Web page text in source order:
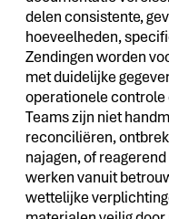
delen consistente,
hoeveelheden,
Zendingen worden
met duidelijke
operationele
Teams zijn niet
reconciliëren,
najagen, of
werken vanuit
wettelijke